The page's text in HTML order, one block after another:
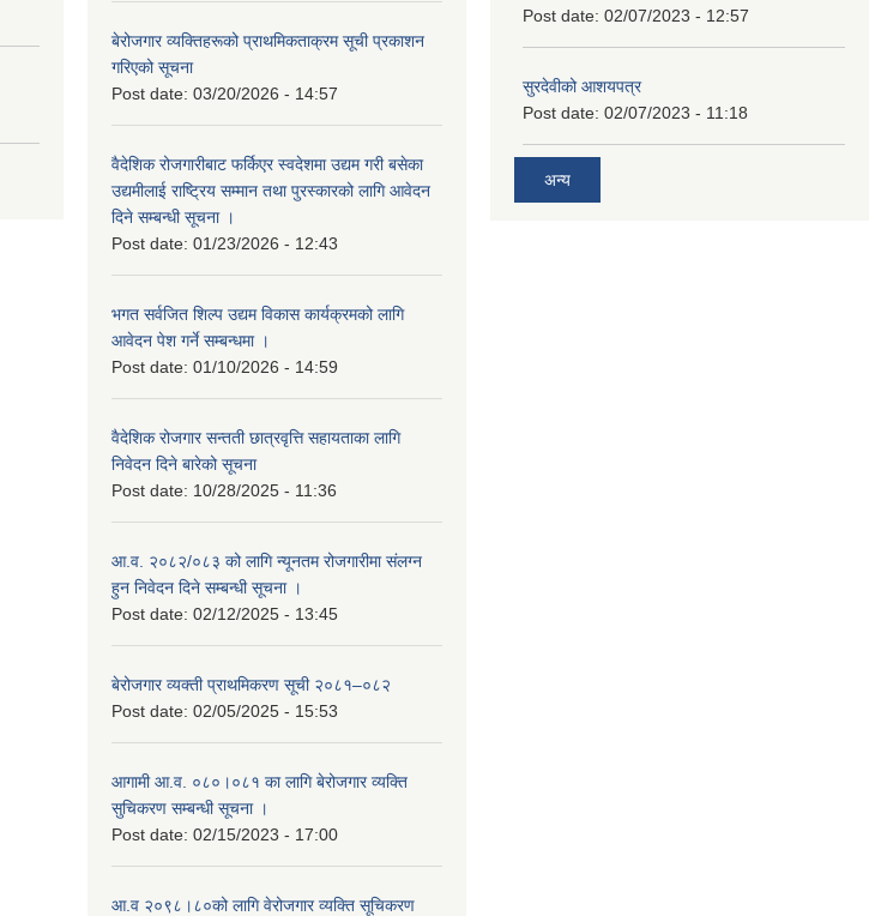
बेरोजगार व्यक्तिहरूको प्राथमिकताक्रम सूची प्रकाशन
गरिएको सूचना
Post date: 03/20/2026 - 14:57
वैदेशिक रोजगारीबाट फर्किएर स्वदेशमा उद्यम गरी बसेका
उद्यमीलाई राष्ट्रिय सम्मान तथा पुरस्कारको लागि आवेदन
दिने सम्बन्धी सूचना ।
Post date: 01/23/2026 - 12:43
भगत सर्वजित शिल्प उद्यम विकास कार्यक्रमको लागि
आवेदन पेश गर्ने सम्बन्धमा ।
Post date: 01/10/2026 - 14:59
वैदेशिक रोजगार सन्तती छात्रवृत्ति सहायताका लागि
निवेदन दिने बारेको सूचना
Post date: 10/28/2025 - 11:36
आ.व. २०८२/०८३ को लागि न्यूनतम रोजगारीमा संलग्न
हुन निवेदन दिने सम्बन्धी सूचना ।
Post date: 02/12/2025 - 13:45
बेरोजगार व्यक्ती प्राथमिकरण सूची २०८१–०८२
Post date: 02/05/2025 - 15:53
आगामी आ.व. ०८०।०८१ का लागि बेरोजगार व्यक्ति
सुचिकरण सम्बन्धी सूचना ।
Post date: 02/15/2023 - 17:00
आ.व २०९८।८०को लागि वेरोजगार व्यक्ति सूचिकरण
Post date: 02/07/2023 - 12:57
सुरदेवीको आशयपत्र
Post date: 02/07/2023 - 11:18
अन्य